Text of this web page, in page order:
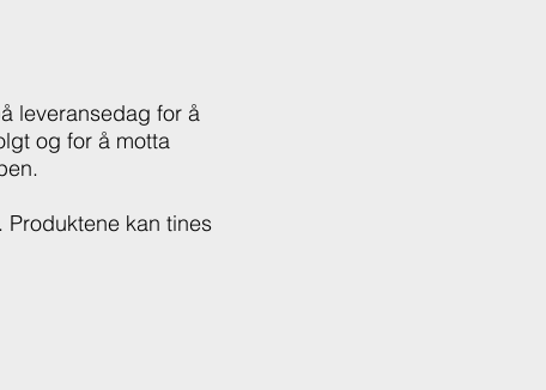
leveransedag for å
og for å motta
kan tines